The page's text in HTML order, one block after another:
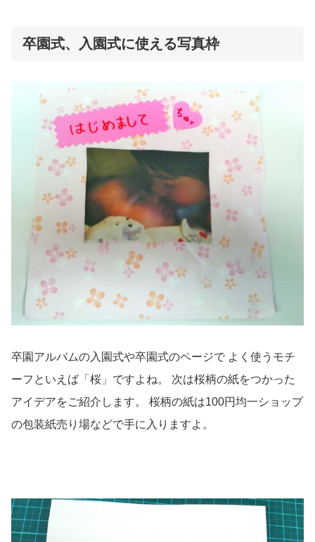
卒園式、入園式に使える写真枠
卒園アルバムの入園式や卒園式のページで よく使うモチ
ーフといえば「桜」ですよね。 次は桜柄の紙をつかった
アイデアをご紹介します。 桜柄の紙は100円均一ショップ
の包装紙売り場などで手に入りますよ。